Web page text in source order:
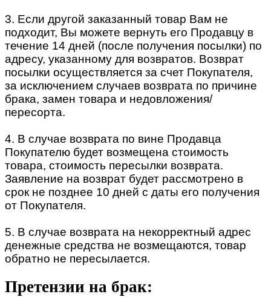
3. Если другой заказанный товар Вам не
подходит, Вы можете вернуть его Продавцу в
течение 14 дней (после получения посылки) по
адресу, указанному для возвратов. Возврат
посылки осуществляется за счет Покупателя,
за исключением случаев возврата по причине
брака, замен товара и недовложения/
пересорта.
4. В случае возврата по вине Продавца
Покупателю будет возмещена стоимость
товара, стоимость пересылки возврата.
Заявление на возврат будет рассмотрено в
срок не позднее 10 дней с даты его получения
от Покупателя.
5. В случае возврата на некорректный адрес
денежные средства не возмещаются, товар
обратно не пересылается.
Претензии на брак: